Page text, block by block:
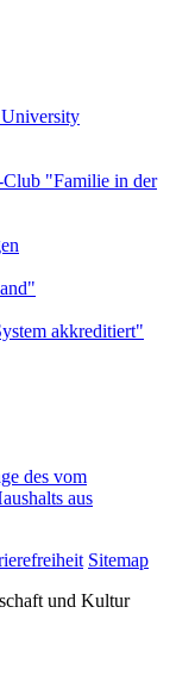
des vom
aus
Sitemap
und Kultur